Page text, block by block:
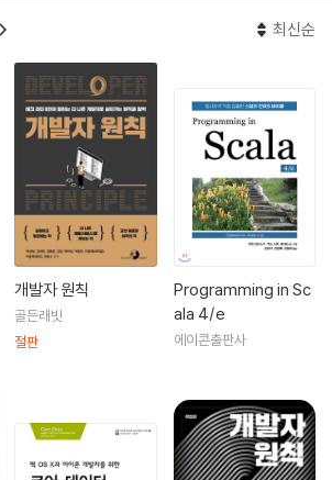
최신순
개발자 원칙
골든래빗
절판
Programming in Sc
ala 4/e
에이콘출판사